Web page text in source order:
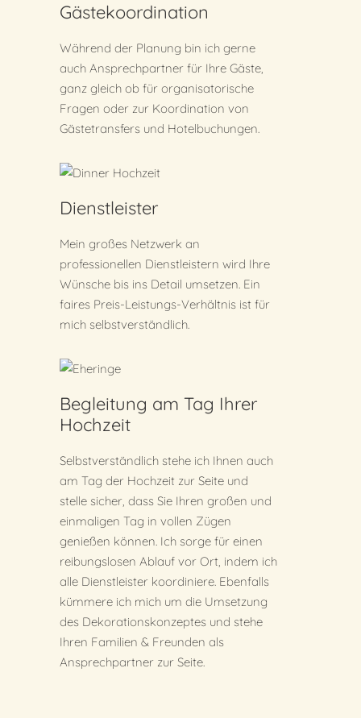
Gästekoordination
Während der Planung bin ich gerne
auch Ansprechpartner für Ihre Gäste,
ganz gleich ob für organisatorische
Fragen oder zur Koordination von
Gästetransfers und Hotelbuchungen.
Dienstleister
Mein großes Netzwerk an
professionellen Dienstleistern wird Ihre
Wünsche bis ins Detail umsetzen. Ein
faires Preis-Leistungs-Verhältnis ist für
mich selbstverständlich.
Begleitung am Tag Ihrer
Hochzeit
Selbstverständlich stehe ich Ihnen auch
am Tag der Hochzeit zur Seite und
stelle sicher, dass Sie Ihren großen und
einmaligen Tag in vollen Zügen
genießen können. Ich sorge für einen
reibungslosen Ablauf vor Ort, indem ich
alle Dienstleister koordiniere. Ebenfalls
kümmere ich mich um die Umsetzung
des Dekorationskonzeptes und stehe
Ihren Familien & Freunden als
Ansprechpartner zur Seite.